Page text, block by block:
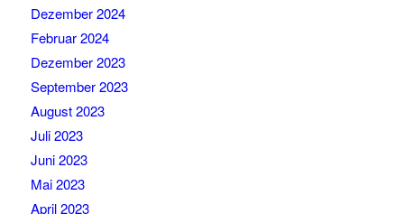
Dezember 2024
Februar 2024
Dezember 2023
September 2023
August 2023
Juli 2023
Juni 2023
Mai 2023
April 2023